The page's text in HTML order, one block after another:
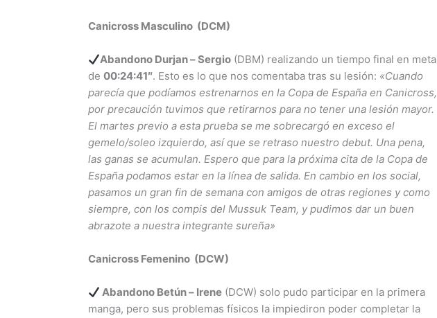
Canicross Masculino (DCM)
Abandono Durjan – Sergio (DBM) realizando un tiempo final en meta
de 00:24:41″. Esto es lo que nos comentaba tras su lesión: «Cuando
parecía que podíamos estrenarnos en la Copa de España en Canicross,
por precaución tuvimos que retirarnos para no tener una lesión mayor.
El martes previo a esta prueba se me sobrecargó en exceso el
gemelo/soleo izquierdo, así que se retraso nuestro debut. Una pena,
las ganas se acumulan. Espero que para la próxima cita de la Copa de
España podamos estar en la línea de salida. En cambio en los social,
pasamos un gran fin de semana con amigos de otras regiones y como
siempre, con los compis del Mussuk Team, y pudimos dar un buen
abrazote a nuestra integrante sureña»
Canicross Femenino (DCW)
Abandono Betún – Irene (DCW) solo pudo participar en la primera
manga, pero sus problemas físicos la impiediron poder completar la